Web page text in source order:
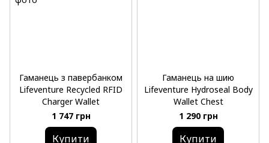
Гаманець з павербанком
Lifeventure Recycled RFID
Charger Wallet
1 747 грн
Купити
Гаманець на шию
Lifeventure Hydroseal Body
Wallet Chest
1 290 грн
Купити